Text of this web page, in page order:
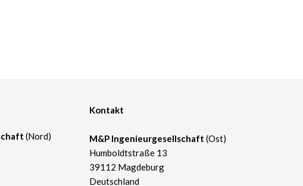
(Nord)
Kontakt
M&P Ingenieurgesellschaft (Ost)
Humboldtstraße 13
39112 Magdeburg
Deutschland